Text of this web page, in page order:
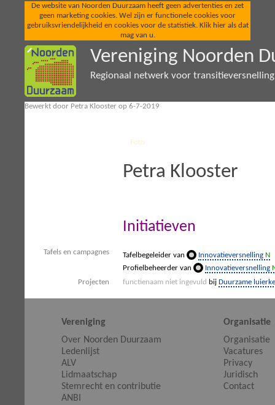
De website van Noorden Duurzaam heeft geen advertenties en zet
geen marketing cookies. Wel zijn er functionele cookies voor
gebruiksvriendelijkheid en cookies voor de statistiek. Klik hier als dat
mag van u.
Vereniging Noorden
Regionaal netwerk voor
Bewerkt door Petra Klooster op 6-7-2019
Petra Klooster
Initiatieven
Tafels en campagnes Tafelbegeleider van Innovatieversnelling N
Profielbeheerder van
Innovatieversnelling
Projecten
functienaam niet ingevuld bij Duurzame
Vereniging
Over Noorden Duurzaam
Ledenlijst
ALV
Lidmaatschap
Stemrecht en contributie
ANBI
Organisatie
Organisatie
Vacatures
Privacy
Juridisch
Contact